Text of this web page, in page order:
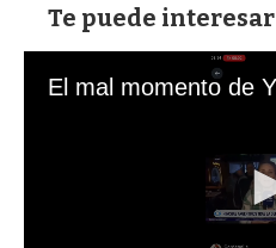
Te puede interesar